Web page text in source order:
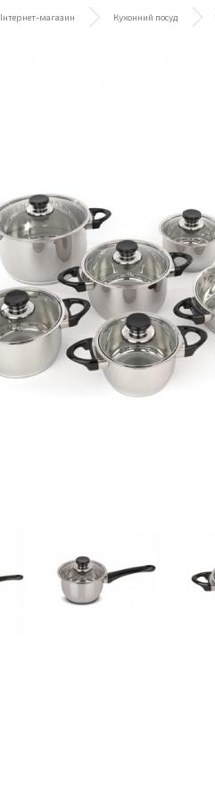
Інтернет-магазин Кухонний посуд